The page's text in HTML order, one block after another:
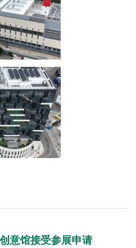
意馆接受参展申请